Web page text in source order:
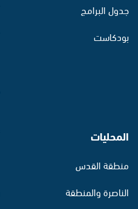
جدول البرامج
بودكاست
المحليات
منطقة القدس
الناصرة والمنطقة